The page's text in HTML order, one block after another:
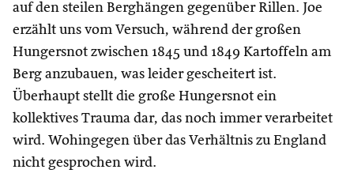
auf den steilen Berghängen gegenüber Rillen. Joe
erzählt uns vom Versuch, während der großen
Hungersnot zwischen 1845 und 1849 Kartoffeln am
Berg anzubauen, was leider gescheitert ist.
Überhaupt stellt die große Hungersnot ein
kollektives Trauma dar, das noch immer verarbeitet
wird. Wohingegen über das Verhältnis zu England
nicht gesprochen wird.